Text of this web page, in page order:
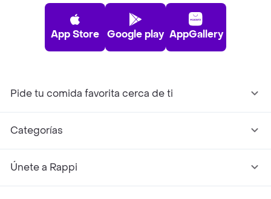
App Store Google play AppGallery
Pide tu comida favorita cerca de ti
Categorías
Únete a Rappi